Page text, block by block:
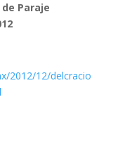
Paraje
2012/12/delcracio